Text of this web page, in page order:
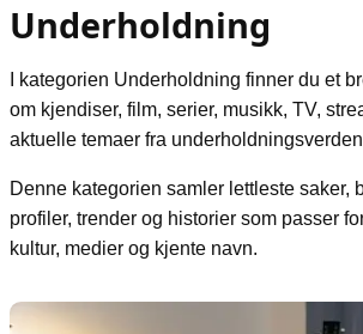
Innhold
Siste artikler
Film og serier
Popkultur
Kjendiser
TV-serier
Underholdning
I kategorien Underholdning finner du et
om kjendiser, film, serier, musikk, TV,
aktuelle temaer fra
Denne kategorien samler lettleste saker,
profiler, trender og historier som passer
kultur, medier og kjente navn.